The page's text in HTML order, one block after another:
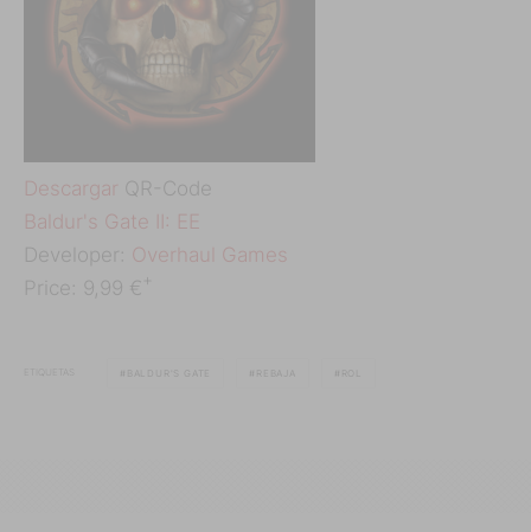
Descargar QR-Code
‎Baldur's Gate II: EE
Developer: Overhaul Games
Price: 9,99 € +
ETIQUETAS BALDUR'S GATE REBAJA ROL